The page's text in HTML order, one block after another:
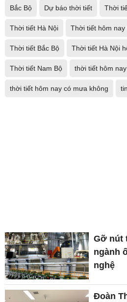
Bắc Bộ Dự báo thời tiết Thời
Thời tiết Hà Nội Thời tiết hôm nay
Thời tiết Bắc Bộ Thời tiết Hà Nội
Thời tiết Nam Bộ thời tiết hôm
thời tiết hôm nay có mưa không
Gỡ nút
ngành
nghệ
Đoàn